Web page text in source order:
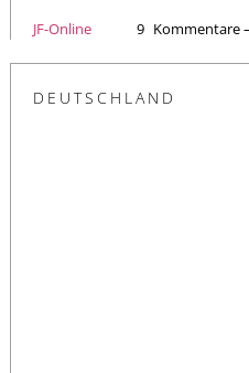
JF-Online 9 Kommentare
DEUTSCHLAND